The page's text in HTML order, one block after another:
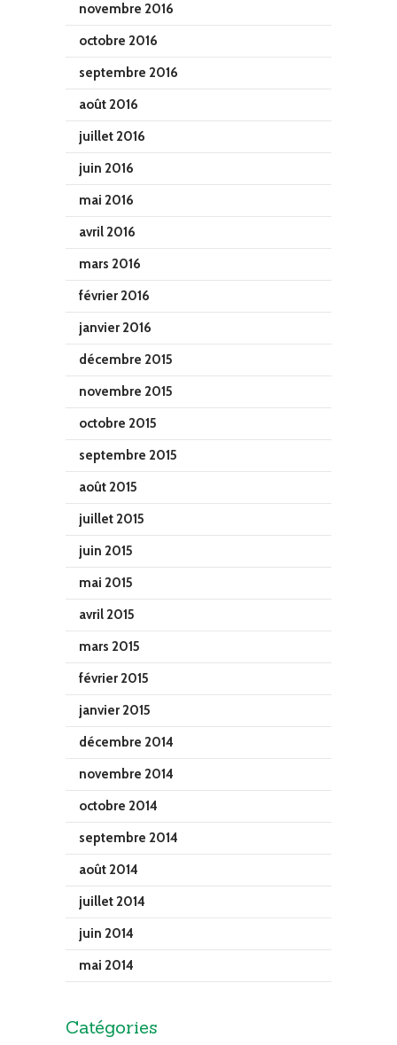
novembre 2016
octobre 2016
septembre 2016
août 2016
juillet 2016
juin 2016
mai 2016
avril 2016
mars 2016
février 2016
janvier 2016
décembre 2015
novembre 2015
octobre 2015
septembre 2015
août 2015
juillet 2015
juin 2015
mai 2015
avril 2015
mars 2015
février 2015
janvier 2015
décembre 2014
novembre 2014
octobre 2014
septembre 2014
août 2014
juillet 2014
juin 2014
mai 2014
Catégories